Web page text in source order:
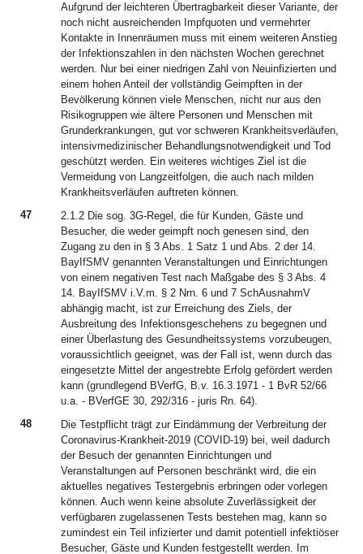
Aufgrund der leichteren Übertragbarkeit dieser Variante, der
noch nicht ausreichenden Impfquoten und vermehrter
Kontakte in Innenräumen muss mit einem weiteren Anstieg
der Infektionszahlen in den nächsten Wochen gerechnet
werden. Nur bei einer niedrigen Zahl von Neuinfizierten und
einem hohen Anteil der vollständig Geimpften in der
Bevölkerung können viele Menschen, nicht nur aus den
Risikogruppen wie ältere Personen und Menschen mit
Grunderkrankungen, gut vor schweren Krankheitsverläufen,
intensivmedizinischer Behandlungsnotwendigkeit und Tod
geschützt werden. Ein weiteres wichtiges Ziel ist die
Vermeidung von Langzeitfolgen, die auch nach milden
Krankheitsverläufen auftreten können.
47
2.1.2 Die sog. 3G-Regel, die für Kunden, Gäste und
Besucher, die weder geimpft noch genesen sind, den
Zugang zu den in § 3 Abs. 1 Satz 1 und Abs. 2 der 14.
BayIfSMV genannten Veranstaltungen und Einrichtungen
von einem negativen Test nach Maßgabe des § 3 Abs. 4
14. BayIfSMV i.V.m. § 2 Nrn. 6 und 7 SchAusnahmV
abhängig macht, ist zur Erreichung des Ziels, der
Ausbreitung des Infektionsgeschehens zu begegnen und
einer Überlastung des Gesundheitssystems vorzubeugen,
voraussichtlich geeignet, was der Fall ist, wenn durch das
eingesetzte Mittel der angestrebte Erfolg gefördert werden
kann (grundlegend BVerfG, B.v. 16.3.1971 - 1 BvR 52/66
u.a. - BVerfGE 30, 292/316 - juris Rn. 64).
48
Die Testpflicht trägt zur Eindämmung der Verbreitung der
Coronavirus-Krankheit-2019 (COVID-19) bei, weil dadurch
der Besuch der genannten Einrichtungen und
Veranstaltungen auf Personen beschränkt wird, die ein
aktuelles negatives Testergebnis erbringen oder vorlegen
können. Auch wenn keine absolute Zuverlässigkeit der
verfügbaren zugelassenen Tests bestehen mag, kann so
zumindest ein Teil infizierter und damit potentiell infektiöser
Besucher, Gäste und Kunden festgestellt werden. Im